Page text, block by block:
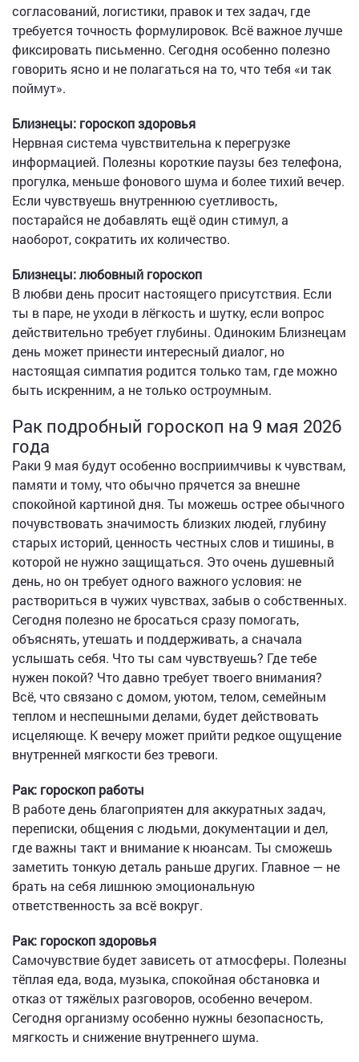
согласований, логистики, правок и тех задач, где
требуется точность формулировок. Всё важное лучше
фиксировать письменно. Сегодня особенно полезно
говорить ясно и не полагаться на то, что тебя «и так
поймут».
Близнецы: гороскоп здоровья
Нервная система чувствительна к перегрузке
информацией. Полезны короткие паузы без телефона,
прогулка, меньше фонового шума и более тихий вечер.
Если чувствуешь внутреннюю суетливость,
постарайся не добавлять ещё один стимул, а
наоборот, сократить их количество.
Близнецы: любовный гороскоп
В любви день просит настоящего присутствия. Если
ты в паре, не уходи в лёгкость и шутку, если вопрос
действительно требует глубины. Одиноким Близнецам
день может принести интересный диалог, но
настоящая симпатия родится только там, где можно
быть искренним, а не только остроумным.
Рак подробный гороскоп на 9 мая 2026
года
Раки 9 мая будут особенно восприимчивы к чувствам,
памяти и тому, что обычно прячется за внешне
спокойной картиной дня. Ты можешь острее обычного
почувствовать значимость близких людей, глубину
старых историй, ценность честных слов и тишины, в
которой не нужно защищаться. Это очень душевный
день, но он требует одного важного условия: не
раствориться в чужих чувствах, забыв о собственных.
Сегодня полезно не бросаться сразу помогать,
объяснять, утешать и поддерживать, а сначала
услышать себя. Что ты сам чувствуешь? Где тебе
нужен покой? Что давно требует твоего внимания?
Всё, что связано с домом, уютом, телом, семейным
теплом и неспешными делами, будет действовать
исцеляюще. К вечеру может прийти редкое ощущение
внутренней мягкости без тревоги.
Рак: гороскоп работы
В работе день благоприятен для аккуратных задач,
переписки, общения с людьми, документации и дел,
где важны такт и внимание к нюансам. Ты сможешь
заметить тонкую деталь раньше других. Главное — не
брать на себя лишнюю эмоциональную
ответственность за всё вокруг.
Рак: гороскоп здоровья
Самочувствие будет зависеть от атмосферы. Полезны
тёплая еда, вода, музыка, спокойная обстановка и
отказ от тяжёлых разговоров, особенно вечером.
Сегодня организму особенно нужны безопасность,
мягкость и снижение внутреннего шума.